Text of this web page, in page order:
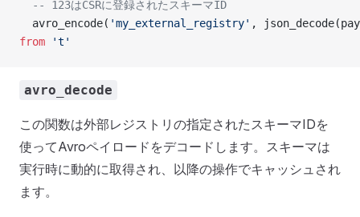
  -- 123はCSRに登録されたスキーマID
  avro_encode(
'my_external_registry' ,
from 't'
avro_decode
この関数は外部レジストリの指定されたスキーマIDを
使ってAvroペイロードをデコードします。スキーマは
実行時に動的に取得され、以降の操作でキャッシュされ
ます。